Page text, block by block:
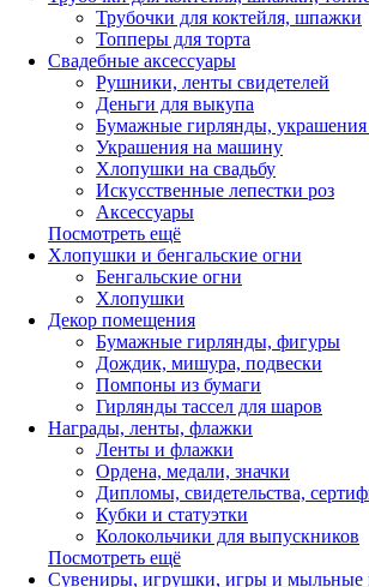
Трубочки для коктейля, шпажки
Топперы для торта
Свадебные аксессуары
Рушники, ленты свидетелей
Деньги для выкупа
Бумажные гирлянды, украшения
Украшения на машину
Хлопушки на свадьбу
Искусственные лепестки роз
Аксессуары
Посмотреть ещё
Хлопушки и бенгальские огни
Бенгальские огни
Хлопушки
Декор помещения
Бумажные гирлянды, фигуры
Дождик, мишура, подвески
Помпоны из бумаги
Гирлянды тассел для шаров
Награды, ленты, флажки
Ленты и флажки
Ордена, медали, значки
Дипломы, свидетельства,
Кубки и статуэтки
Колокольчики для выпускников
Посмотреть ещё
Сувениры, игрушки, игры и мыльные